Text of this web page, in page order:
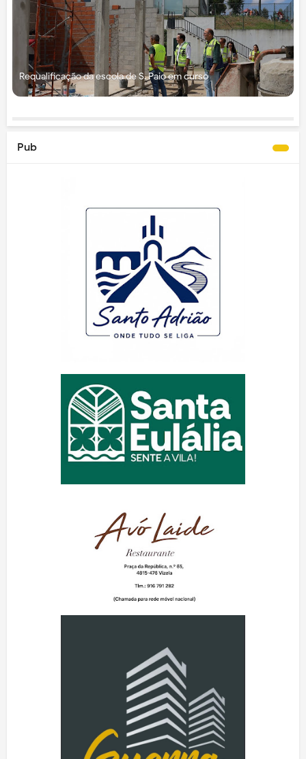
Requalificação da escola de S. Paio em curso
Pub